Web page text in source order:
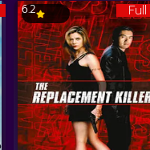
6.2